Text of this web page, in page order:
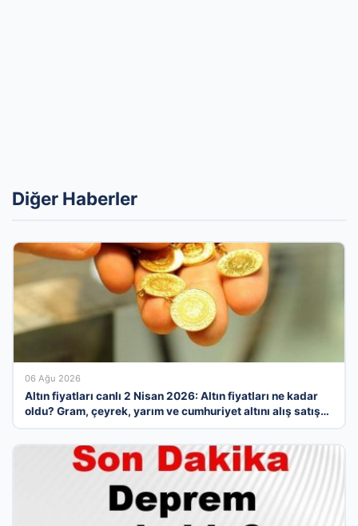
Diğer Haberler
06 Ağu 2026
Altın fiyatları canlı 2 Nisan 2026: Altın fiyatları ne kadar
oldu? Gram, çeyrek, yarım ve cumhuriyet altını alış satış